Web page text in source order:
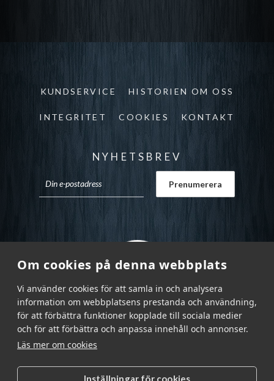
Om cookies på denna webbplats
Vi använder cookies för att samla in och analysera
information om webbplatsens prestanda och användning,
för att förbättra funktioner kopplade till sociala medier
och för att förbättra och anpassa innehåll och annonser.
Läs mer om cookies
Inställningar för cookies
KUNDSERVICE HISTORIEN OM OSS
INTEGRITET COOKIES KONTAKT
NYHETSBREV